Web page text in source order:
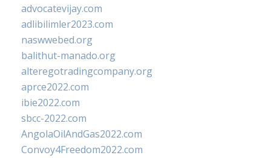
advocatevijay.com
adlibilimler2023.com
naswwebed.org
balithut-manado.org
alteregotradingcompany.org
aprce2022.com
ibie2022.com
sbcc-2022.com
AngolaOilAndGas2022.com
Convoy4Freedom2022.com